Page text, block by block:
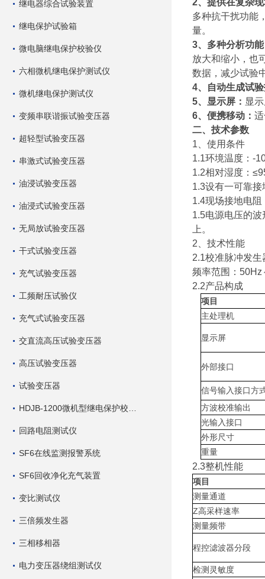
继电器综合试验装置
继电保护试验箱
微电脑继电保护校验仪
六相微机继电保护测试仪
微机继电保护测试仪
变频串联谐振试验变压器
超轻型试验变压器
串激式试验变压器
油浸试验变压器
油浸式试验变压器
无局放试验变压器
干式试验变压器
充气试验变压器
工频耐压试验仪
充气式试验变压器
交直流高压试验变压器
高压试验变压器
试验变压器
回路电阻测试仪
SF6在线监测报警系统
SF6回收净化充气装置
变比测试仪
三倍频发生器
三相移相器
电力变压器绕组测试仪
2、提供在复杂
多种抗干扰功能
量。
3、多种分析功
放大和缩小，也
数据，减少试验
4、自动生成试
5、显示屏： 显
6、便携移动：
二、技术参数
1 、使用条件
1.1环境温度：-
1.2相对湿度：
1.3设有一可靠接
1.4现场接地电
1.5电源电压的
上。
2 、技术性能
2.1校准脉冲发
频率范围：50Hz
2.2产品构成
项目
主处理机
显示屏
外部接口
信号输入接口方
方波校准输出
光输入接口
外形尺寸
重量
2.3整机性能
项目
测量通道
Z高采样速率
测量频带
程控滤波器分段
检测灵敏度